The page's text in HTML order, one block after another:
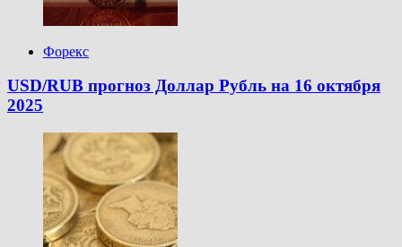
Форекс
USD/RUB прогноз Доллар Рубль на 16 октября
2025